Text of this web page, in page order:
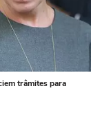
trâmites para